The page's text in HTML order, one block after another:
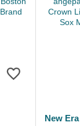
New Era